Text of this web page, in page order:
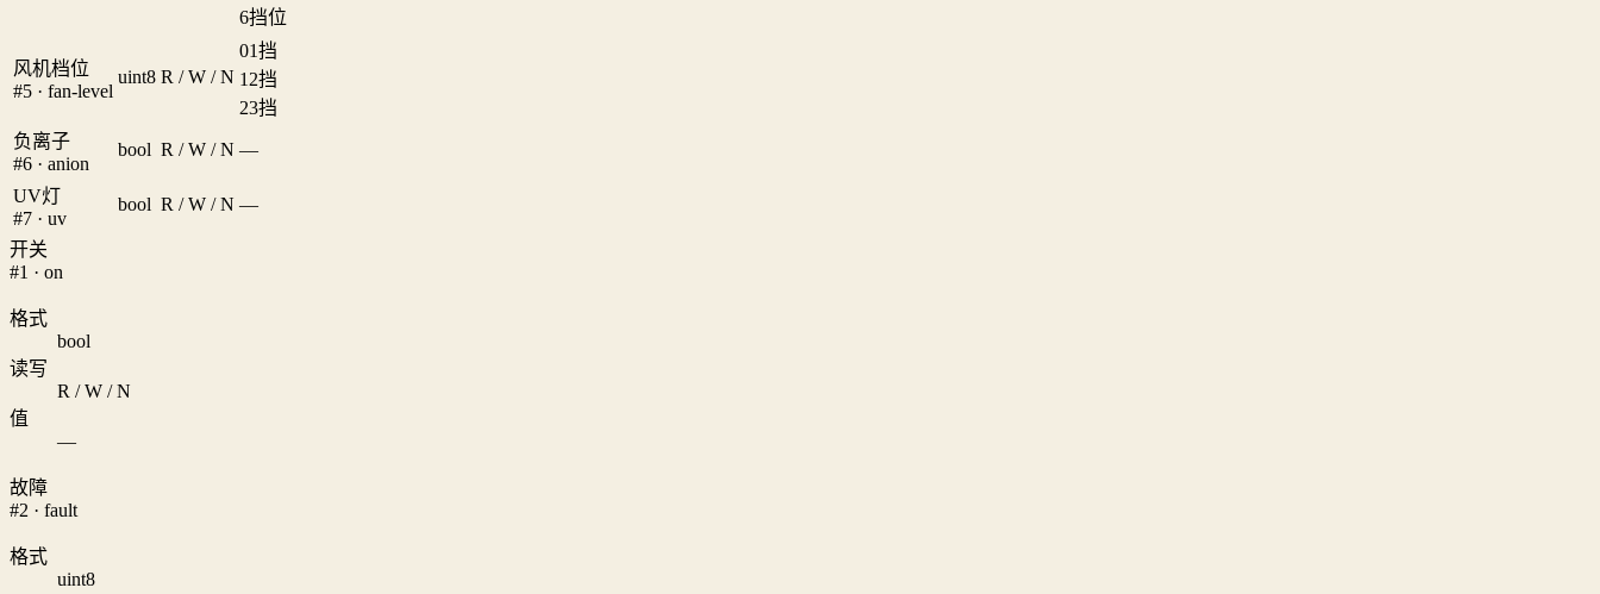
6挡位
风机档位
#5 · fan-level
uint8 R / W / N
01挡
1 2挡
23挡
负离子
#6 · anion
bool R / W / N —
UV灯
#7 · uv
bool R / W / N —
开关
#1 · on
格式
bool
读写
R / W / N
值
—
故障
#2 · fault
格式
uint8